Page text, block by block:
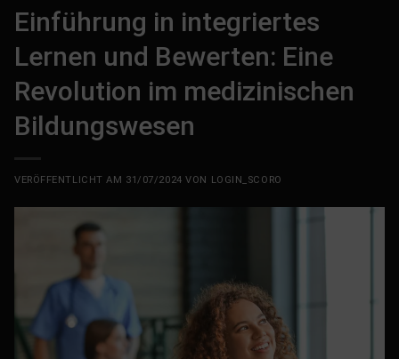
Einführung in integriertes
Lernen und Bewerten: Eine
Revolution im medizinischen
Bildungswesen
VERÖFFENTLICHT AM 31/07/2024 VON LOGIN_SCORO